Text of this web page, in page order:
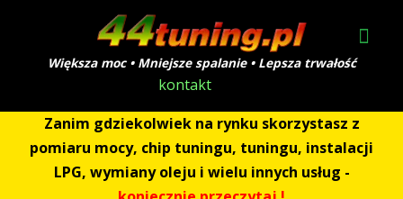
Większa moc • Mniejsze spalanie • Lepsza trwałość
kontakt
Zanim gdziekolwiek na rynku skorzystasz z
pomiaru mocy, chip tuningu, tuningu, instalacji
LPG, wymiany oleju i wielu innych usług -